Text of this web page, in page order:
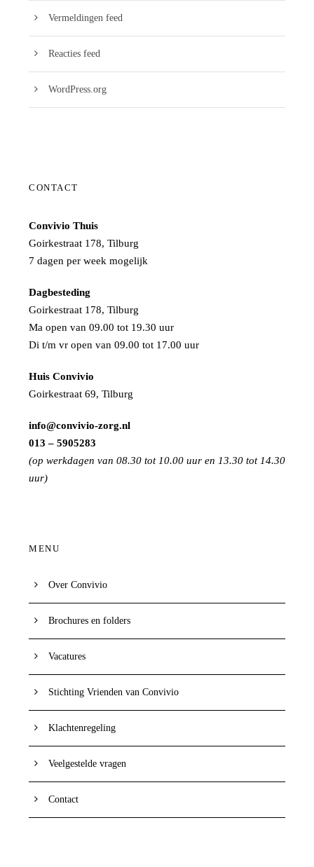
Vermeldingen feed
Reacties feed
WordPress.org
CONTACT
Convivio Thuis
Goirkestraat 178, Tilburg
7 dagen per week mogelijk
Dagbesteding
Goirkestraat 178, Tilburg
Ma open van 09.00 tot 19.30 uur
Di t/m vr open van 09.00 tot 17.00 uur
Huis Convivio
Goirkestraat 69, Tilburg
info@convivio-zorg.nl
013 – 5905283
(op werkdagen van 08.30 tot 10.00 uur en 13.30 tot 14.30
uur)
MENU
Over Convivio
Brochures en folders
Vacatures
Stichting Vrienden van Convivio
Klachtenregeling
Veelgestelde vragen
Contact